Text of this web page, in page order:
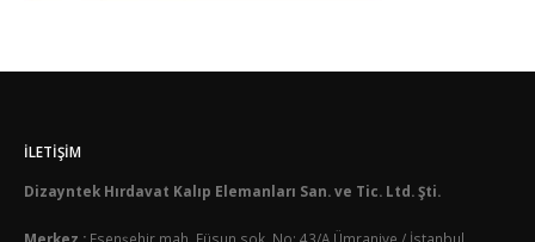
İLETIŞIM
Dizayntek Hırdavat Kalıp Elemanları San. ve Tic. Ltd. Şti.